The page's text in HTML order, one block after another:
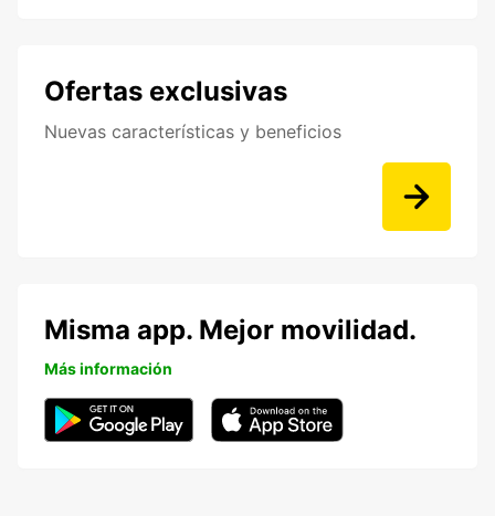
Ofertas exclusivas
Nuevas características y beneficios
Misma app. Mejor movilidad.
Más información